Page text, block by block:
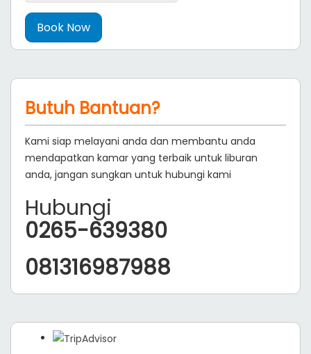
Butuh Bantuan?
Kami siap melayani anda dan membantu anda
mendapatkan kamar yang terbaik untuk liburan
anda, jangan sungkan untuk hubungi kami
Hubungi
0265-639380
081316987988